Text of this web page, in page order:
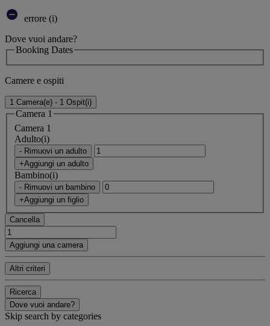
errore (i)
Dove vuoi andare?
Booking Dates
Camere e ospiti
1 Camera(e) - 1 Ospit(i)
Camera 1
Camera 1
Adulto(i)
- Rimuovi un adulto
+Aggiungi un adulto
Bambino(i)
- Rimuovi un bambino
+Aggiungi un figlio
Cancella
Aggiungi una camera
Altri criteri
Ricerca
Dove vuoi andare?
Skip search by categories